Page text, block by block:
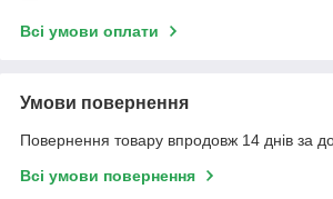
Всі умови оплати
Умови повернення
Повернення товару впродовж 14 днів за
Всі умови повернення